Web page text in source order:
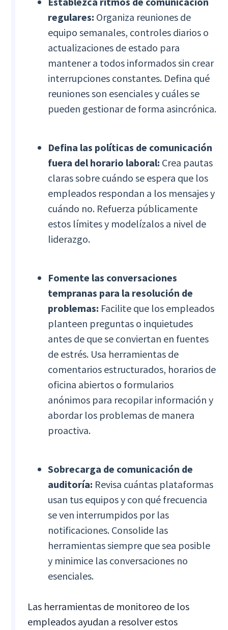
regulares: Organiza reuniones de
equipo semanales, controles diarios o
actualizaciones de estado para
mantener a todos informados sin crear
interrupciones constantes. Defina qué
reuniones son esenciales y cuáles se
pueden gestionar de forma asincrónica.
Defina las políticas de comunicación
fuera del horario laboral: Crea pautas
claras sobre cuándo se espera que los
empleados respondan a los mensajes y
cuándo no. Refuerza públicamente
estos límites y modelízalos a nivel de
liderazgo.
Fomente las conversaciones
tempranas para la resolución de
problemas: Facilite que los empleados
planteen preguntas o inquietudes
antes de que se conviertan en fuentes
de estrés. Usa herramientas de
comentarios estructurados, horarios de
oficina abiertos o formularios
anónimos para recopilar información y
abordar los problemas de manera
proactiva.
Sobrecarga de comunicación de
auditoría: Revisa cuántas plataformas
usan tus equipos y con qué frecuencia
se ven interrumpidos por las
notificaciones. Consolide las
herramientas siempre que sea posible
y minimice las conversaciones no
esenciales.
Las herramientas de monitoreo de los
empleados ayudan a resolver estos